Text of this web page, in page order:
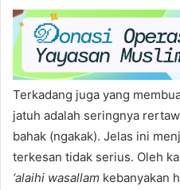
Terkadang juga yang
jatuh adalah seringnya
bahak (ngakak). Jelas ini
terkesan tidak serius. Oleh
‘alaihi wasallam kebanyakan